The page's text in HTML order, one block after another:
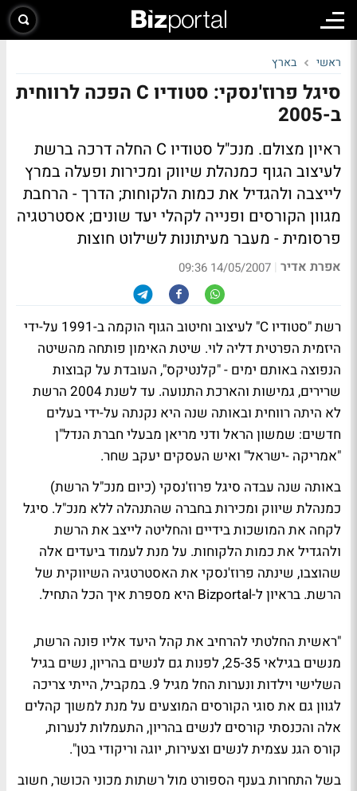
ראשי בארץ
סיגל פרוז'נסקי: סטודיו C הפכה לרווחית
ב-2005
ראיון מצולם.
מנכ"ל סטודיו C החלה דרכה ברשת
לעיצוב הגוף כמנהלת שיווק ומכירות ופעלה במרץ
לייצבה ולהגדיל את כמות הלקוחות; הדרך - הרחבת
מגוון הקורסים ופנייה לקהלי יעד שונים; אסטרטגיה
פרסומית - מעבר מעיתונות לשילוט חוצות
אפרת אדיר |
14/05/2007 09:36
רשת "סטודיו C" לעיצוב וחיטוב הגוף הוקמה ב-1991 על-ידי
היזמית הפרטית דליה לוי. שיטת האימון פותחה מהשיטה
הנפוצה באותם ימים - "קלנטיקס", העובדת על קבוצות
שרירים, גמישות והארכת התנועה. עד לשנת 2004 הרשת
לא היתה רווחית ובאותה שנה היא נקנתה על-ידי בעלים
חדשים: שמשון הראל ודני מריאן מבעלי חברת הנדל"ן
"אמריקה -ישראל" ואיש העסקים יעקב שחר.
באותה שנה עבדה סיגל פרוז'נסקי (כיום מנכ"ל הרשת)
כמנהלת שיווק ומכירות בחברה שהתנהלה ללא מנכ"ל. סיגל
לקחה את המושכות בידיים והחליטה לייצב את הרשת
ולהגדיל את כמות הלקוחות. על מנת לעמוד ביעדים אלה
שהוצבו, שינתה פרוז'נסקי את האסטרטגיה השיווקית של
הרשת. בראיון ל-Bizportal היא מספרת איך הכל התחיל.
"ראשית החלטתי להרחיב את קהל היעד אליו פונה הרשת,
מנשים בגילאי 25-35, לפנות גם לנשים בהריון, נשים בגיל
השלישי וילדות ונערות החל מגיל 9. במקביל, הייתי צריכה
לגוון גם את סוגי הקורסים המוצעים על מנת למשוך קהלים
אלה והכנסתי קורסים לנשים בהריון, התעמלות לנערות,
קורס הגנ עצמית לנשים וצעירות, יוגה וריקודי בטן".
בשל התחרות בענף הספורט מול רשתות מכוני הכושר, חשוב